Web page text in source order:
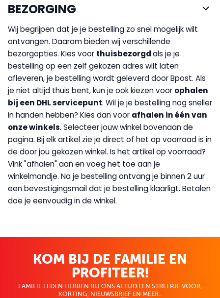
BEZORGING
Wij begrijpen dat je je bestelling zo snel mogelijk wilt
ontvangen. Daarom bieden wij verschillende
bezorgopties. Kies voor thuisbezorgdals je je
bestelling op een zelf gekozen adres wilt laten
afleveren, je bestelling wordt geleverd door Bpost. Als
je niet altijd thuis bent, kun je ook kiezen voor ophalen
bij een DHL servicepunt. Wil je je bestelling nog sneller
in handen hebben? Kies dan voor afhalen in één van
onze winkels. Selecteer jouw winkel bovenaan de
pagina. Bij elk artikel zie je direct of het op voorraad is in
de door jou gekozen winkel. Is het artikel op voorraad?
Vink "afhalen" aan en voeg het toe aan je
winkelmandje. Na je bestelling ontvang je binnen 2 uur
een bevestigingsmail dat je bestelling klaarligt. Betalen
doe je eenvoudig in de winkel.
KOM BIJ DE FAMILIE EN
PROFITEER!
FAMILIE LEDEN HEBBEN BIJ ONS ALTIJD EEN STREEPJE VOOR;
KORTING, NIEUWSBRIEF EN MEER..